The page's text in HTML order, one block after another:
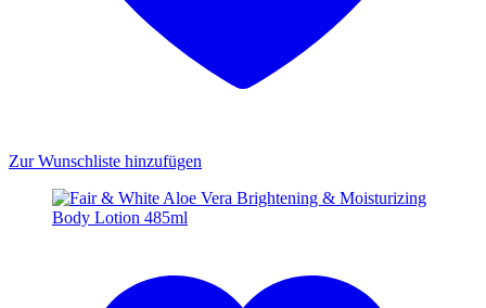
Zur Wunschliste hinzufügen